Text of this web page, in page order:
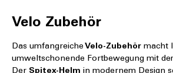
Velo Zubehör
Das umfangreiche Velo-Zubehör macht
umweltschonende Fortbewegung mit
Der Spitex-Helm in modernem Design